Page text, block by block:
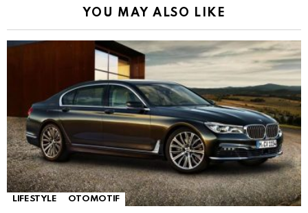
YOU MAY ALSO LIKE
LIFESTYLE OTOMOTIF